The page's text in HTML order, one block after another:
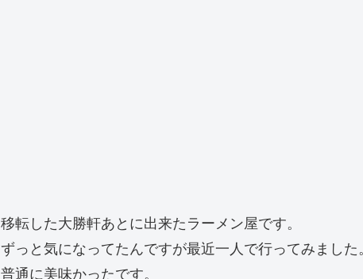
移転した大勝軒あとに出来たラーメン屋です。
ずっと気になってたんですが最近一人で行ってみました。
普通に美味かったです。